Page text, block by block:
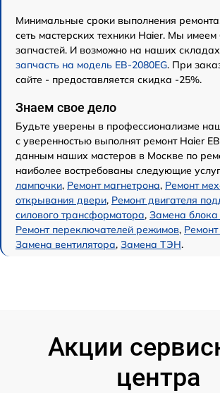
Минимальные сроки выполнения
сеть мастерских техники Haier. Мы имеем
запчастей. И возможно на наших складах
запчасть на модель EB-2080EG. При
сайте - предоставляется скидка -25%.
Знаем свое дело
Будьте уверены в профессионализме
с уверенностью выполнят ремонт Haier
данным наших мастеров в Москве по
наиболее востребованы следующие
лампочки, Ремонт магнетрона, Ремонт
открывания двери, Ремонт двигателя
силового трансформатора, Замена блока
Ремонт переключателей режимов,
Замена вентилятора, Замена ТЭН.
Акции
центра